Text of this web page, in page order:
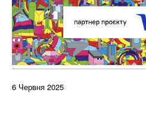
6 Червня 2025